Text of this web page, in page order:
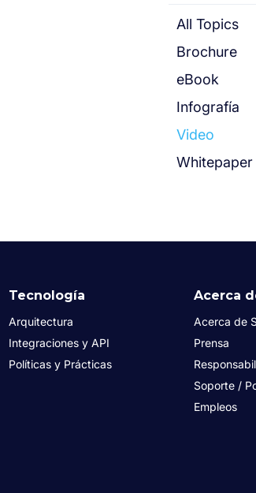
All Topics
Brochure
eBook
Infografía
Video
Whitepaper
Tecnología
Arquitectura
Integraciones y API
Políticas y Prácticas
Acerca
Acerca de
Prensa
Soporte /
Empleos